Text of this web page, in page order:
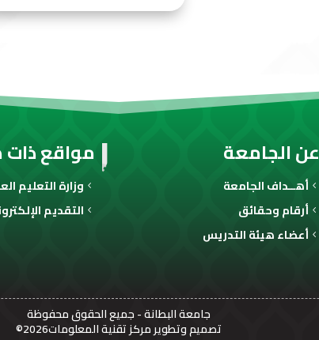
مواقع
وزارة التعليم
التقديم
عن الجامعة
أهــداف الجامعة
أرقام وحقائق
أعضاء هيئة التدريس
جامعة البطانة- جميع الحقوق محفوظة
تصميم وتطوير مركز تقنية المعلومات2026©